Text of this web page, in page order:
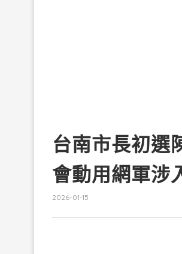
台南市長初
會動用網軍涉
2026-01-15